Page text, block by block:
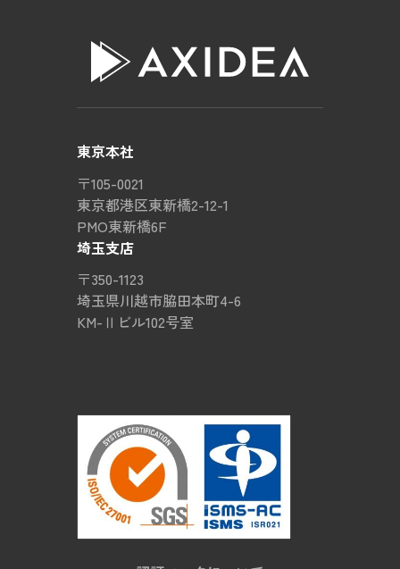
東京本社
〒105-0021
東京都港区東新橋2-12-1
PMO東新橋6F
埼玉支店
〒350-1123
埼玉県川越市脇田本町4-6
KM-Ⅱビル102号室